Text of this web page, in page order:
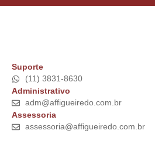
Suporte
(11) 3831-8630
Administrativo
adm@affigueiredo.com.br
Assessoria
assessoria@affigueiredo.com.br